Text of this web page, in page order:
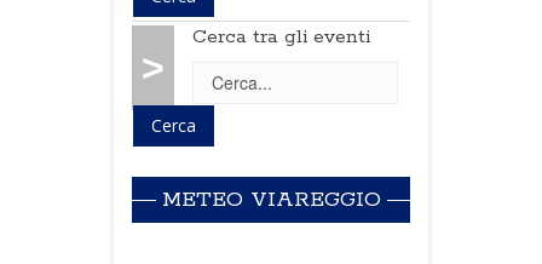
>
Cerca tra gli eventi
METEO VIAREGGIO